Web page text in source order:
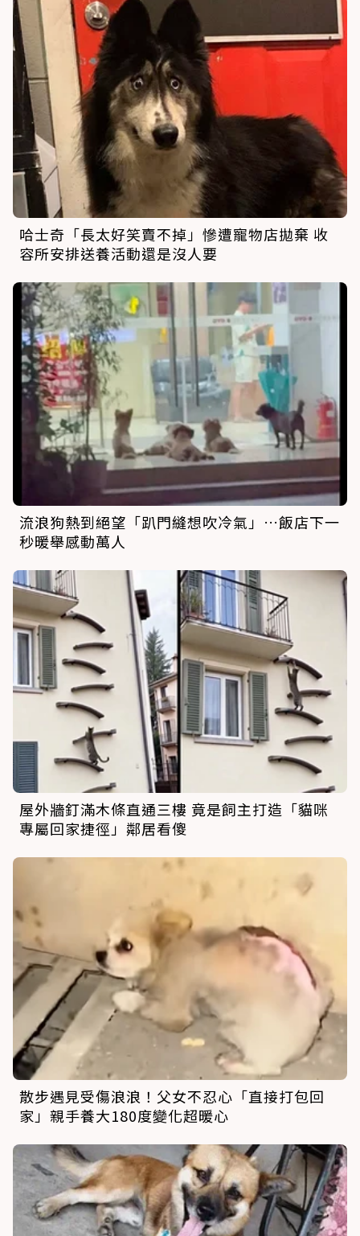
哈士奇「長太好笑賣不掉」慘遭寵物店拋棄 收
容所安排送養活動還是沒人要
流浪狗熱到絕望「趴門縫想吹冷氣」…飯店下一
秒暖舉感動萬人
屋外牆釘滿木條直通三樓 竟是飼主打造「貓咪
專屬回家捷徑」鄰居看傻
散步遇見受傷浪浪！父女不忍心「直接打包回
家」親手養大180度變化超暖心